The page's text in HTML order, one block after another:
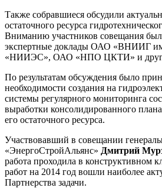
Также собравшиеся обсудили
остаточного ресурса
Вниманию участников совещания
экспертные доклады ОАО «ВНИИГ
«НИИЭС», ОАО «НПО ЦКТИ» и
По результатам обсуждения было
необходимости создания на
системы регулярного мониторинга
выработки консолидированного
его остаточного ресурса.
Участвовавший в совещании
«ЭнергоСтройАльянс» Дмитрий
работа проходила в конструктивном
работ на 2014 год вошли наиболее
Партнерства задачи.